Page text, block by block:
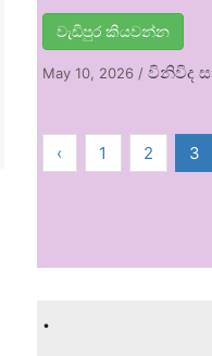
වැඩිපුර කියවන්න
May 10, 2026 /විනිවිද
‹ 1 2 3
.